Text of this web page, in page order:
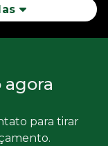
para tirar